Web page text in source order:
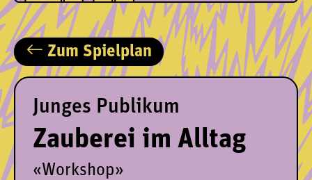
Zum Spielplan
Junges Publikum
Zauberei im Alltag
«Workshop»